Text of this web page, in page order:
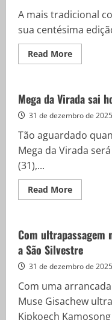
réveillon
no
Rio
A mais tradicional
sua centésima
Read MoreRead
more
e
alegria,
corredores
anônimos
agitam
a
São
Silvestre
Mega da Virada sai
31 de dezembro de 2025
Tão aguardado
Mega da Virada
(31),...
Read MoreRead
more
Virada
sai
hoje
a
noite;
como
apostar
Com ultrapassagem
a São Silvestre
31 de dezembro de 2025
Com uma
Muse Gisachew
Kipkoech Kamosong